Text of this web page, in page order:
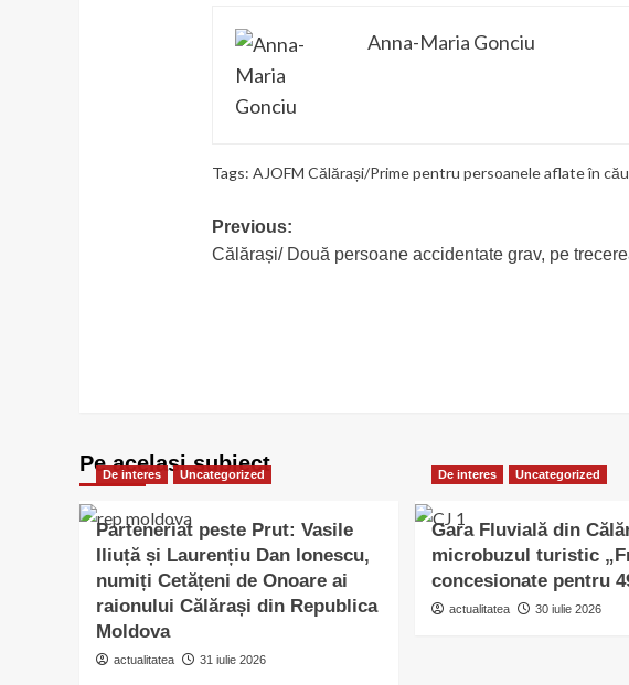
Anna-Maria Gonciu
Tags:AJOFM Călărași/Prime pentru persoanele aflate în
Post
navigation
Previous:
Călărași/ Două persoane accidentate grav, pe
Pe acelasi subiect
De interes Uncategorized
Parteneriat peste Prut: Vasile
Iliuță și Laurențiu Dan Ionescu,
numiți Cetățeni de Onoare ai
raionului Călărași din Republica
Moldova
actualitatea 31 iulie 2026
De interes Uncategorized
Gara Fluvială din
microbuzul turistic
concesionate pentru
actualitatea 30 iulie 2026